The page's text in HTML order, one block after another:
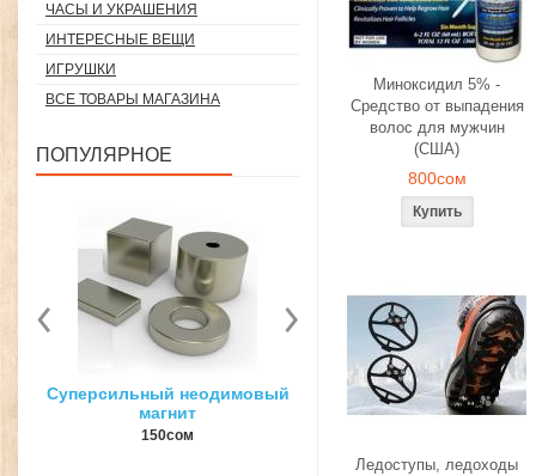
ЧАСЫ И УКРАШЕНИЯ
ИНТЕРЕСНЫЕ ВЕЩИ
ИГРУШКИ
ВСЕ ТОВАРЫ МАГАЗИНА
ПОПУЛЯРНОЕ
3D ручка для объемного
рисования
1350сом 1190сом
Загуститель волос
27гр
Миноксидил 5% -
Средство от выпадения
волос для мужчин
(США)
800сом
Ледоступы, ледоходы